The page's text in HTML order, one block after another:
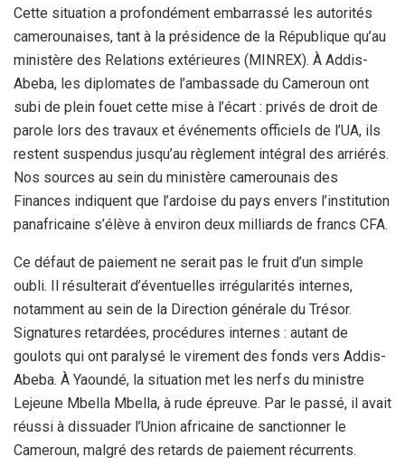
Cette situation a profondément embarrassé les autorités
camerounaises, tant à la présidence de la République qu’au
ministère des Relations extérieures (MINREX). À Addis-
Abeba, les diplomates de l’ambassade du Cameroun ont
subi de plein fouet cette mise à l’écart : privés de droit de
parole lors des travaux et événements officiels de l’UA, ils
restent suspendus jusqu’au règlement intégral des arriérés.
Nos sources au sein du ministère camerounais des
Finances indiquent que l’ardoise du pays envers l’institution
panafricaine s’élève à environ deux milliards de francs CFA.
Ce défaut de paiement ne serait pas le fruit d’un simple
oubli. Il résulterait d’éventuelles irrégularités internes,
notamment au sein de la Direction générale du Trésor.
Signatures retardées, procédures internes : autant de
goulots qui ont paralysé le virement des fonds vers Addis-
Abeba. À Yaoundé, la situation met les nerfs du ministre
Lejeune Mbella Mbella, à rude épreuve. Par le passé, il avait
réussi à dissuader l’Union africaine de sanctionner le
Cameroun, malgré des retards de paiement récurrents.